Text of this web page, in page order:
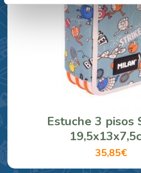
Estuche 3 pisos
35,85€